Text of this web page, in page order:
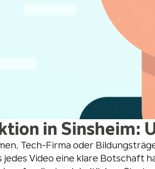
in Sinsheim:
Tech-Firma oder
jedes Video eine klare Botschaft